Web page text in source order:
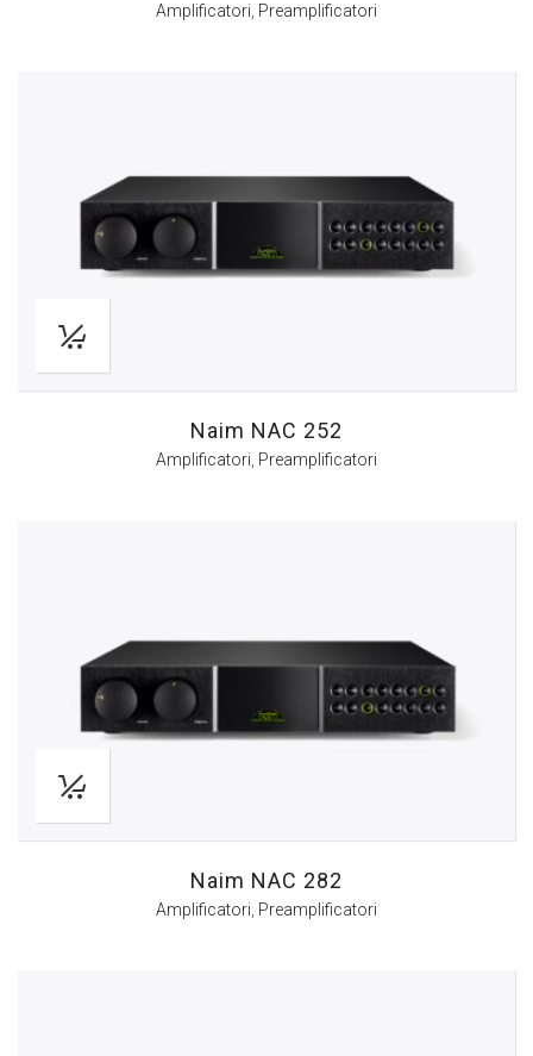
Amplificatori Preamplificatori
Naim NAC 252
Amplificatori, Preamplificatori
Naim NAC 282
Amplificatori Preamplificatori